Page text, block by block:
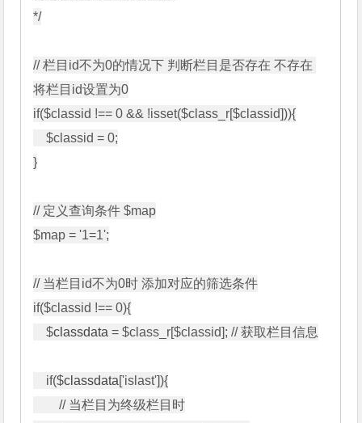
*/
// 栏目id不为0的情况下 判断栏目是否存在 不存在
将栏目id设置为0
if($classid !== 0 && !isset($class_r[$classid])){
    $classid = 0;
}
// 定义查询条件 $map
$map = '1=1';
// 当栏目id不为0时 添加对应的筛选条件
if($classid !== 0){
    $
classdata = $class_r[$classid]; // 获取栏目信息
    if($
classdata['islast']){
        // 当栏目为终级栏目时